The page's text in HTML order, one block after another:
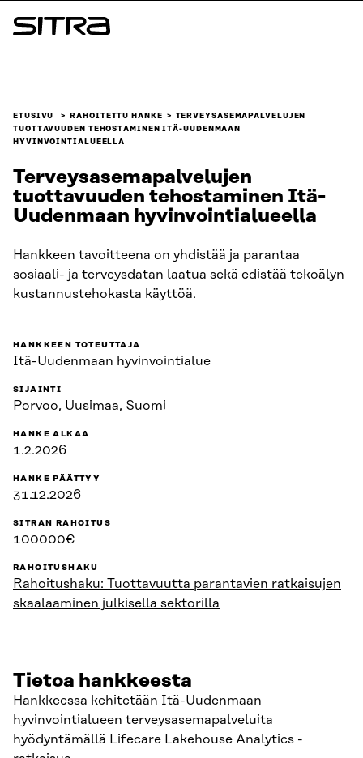
Siirry
suoraan
Sitra
ETUSIVU RAHOITETTU HANKE
TERVEYSASEMAPALVELUJEN
TUOTTAVUUDEN TEHOSTAMINEN ITÄ-UUDENMAAN
HYVINVOINTIALUEELLA
Terveysasemapalvelujen
tuottavuuden tehostaminen Itä-
Uudenmaan hyvinvointialueella
Hankkeen tavoitteena on yhdistää ja parantaa
sosiaali- ja terveysdatan laatua sekä edistää tekoälyn
kustannustehokasta käyttöä.
HANKKEEN TOTEUTTAJA
Itä-Uudenmaan hyvinvointialue
SIJAINTI
Porvoo, Uusimaa, Suomi
HANKE ALKAA
1.2.2026
HANKE PÄÄTTYY
31.12.2026
SITRAN RAHOITUS
100000€
RAHOITUSHAKU
Rahoitushaku: Tuottavuutta parantavien ratkaisujen
skaalaaminen julkisella sektorilla
Tietoa hankkeesta
Hankkeessa kehitetään Itä-Uudenmaan
hyvinvointialueen terveysasemapalveluita
hyödyntämällä Lifecare Lakehouse Analytics -